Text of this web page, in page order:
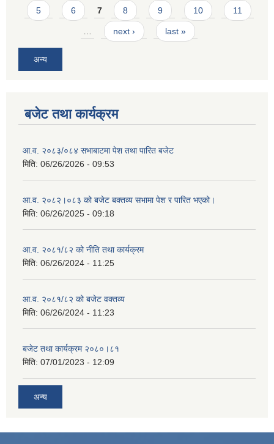
5 6 7 8 9 10 11
next › last »
अन्य
बजेट तथा कार्यक्रम
आ.व. २०८३/०८४ सभाबाटमा पेश तथा पारित बजेट
मिति: 06/26/2026 - 09:53
आ‍.व. २०८२।०८३ को बजेट बक्तव्य सभामा पेश र पारित भएको।
मिति: 06/26/2025 - 09:18
आ.व. २०८१/८२ को नीति तथा कार्यक्रम
मिति: 06/26/2024 - 11:25
आ.व. २०८१/८२ को बजेट वक्तव्य
मिति: 06/26/2024 - 11:23
बजेट तथा कार्यक्रम २०८०।८१
मिति: 07/01/2023 - 12:09
अन्य